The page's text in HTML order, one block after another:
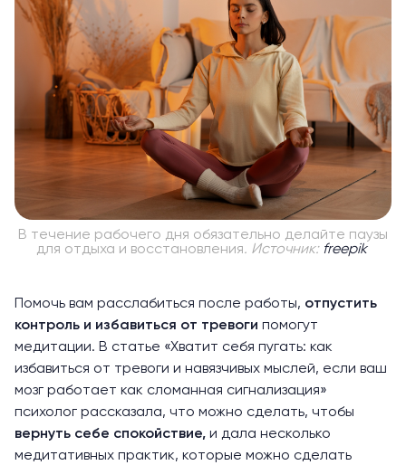
В течение рабочего дня обязательно делайте паузы
для отдыха и восстановления. Источник: freepik
Помочь вам расслабиться после работы, отпустить
контроль и избавиться от тревоги помогут
медитации. В статье «Хватит себя пугать: как
избавиться от тревоги и навязчивых мыслей, если ваш
мозг работает как сломанная сигнализация»
психолог рассказала, что можно сделать, чтобы
вернуть себе спокойствие, и дала несколько
медитативных практик, которые можно сделать